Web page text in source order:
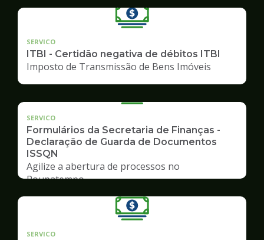
SERVICO
ITBI - Certidão negativa de débitos ITBI
Imposto de Transmissão de Bens Imóveis
SERVICO
Formulários da Secretaria de Finanças -
Declaração de Guarda de Documentos
ISSQN
Agilize a abertura de processos no
Poupatempo
SERVICO